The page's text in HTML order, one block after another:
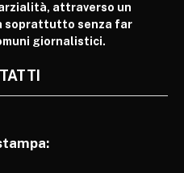
attraverso un
soprattutto senza far
giornalistici.